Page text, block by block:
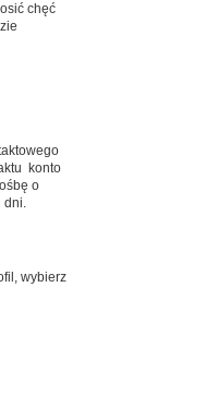
chęć
konto
o
dni.
wybierz